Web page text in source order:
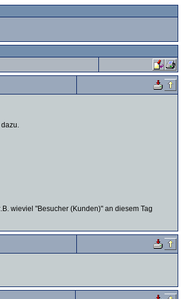
wieviel "Besucher (Kunden)" an diesem Tag